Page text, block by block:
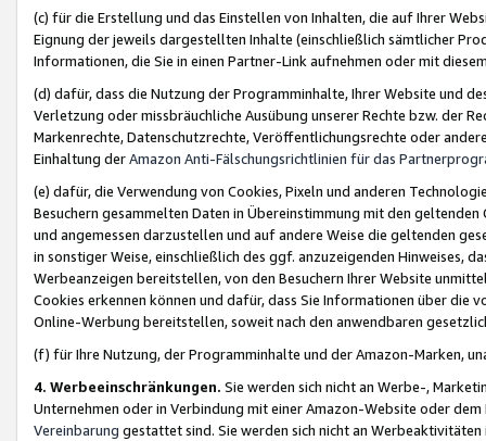
(c) für die Erstellung und das Einstellen von Inhalten, die auf Ihrer
Eignung der jeweils dargestellten Inhalte (einschließlich sämtlicher
Informationen, die Sie in einen Partner-Link aufnehmen oder mit
(d) dafür, dass die Nutzung der Programminhalte, Ihrer Website und
Verletzung oder missbräuchliche Ausübung unserer Rechte bzw. der
Markenrechte, Datenschutzrechte, Veröffentlichungsrechte oder
Einhaltung derAmazon Anti-Fälschungsrichtlinien für das
(e) dafür, die Verwendung von Cookies, Pixeln und anderen
Besuchern gesammelten Daten in Übereinstimmung mit den
und angemessen darzustellen und auf andere Weise die geltenden
in sonstiger Weise, einschließlich des ggf. anzuzeigenden Hinweises,
Werbeanzeigen bereitstellen, von den Besuchern Ihrer Website
Cookies erkennen können und dafür, dass Sie Informationen über die
Online-Werbung bereitstellen, soweit nach den anwendbaren
(f) für Ihre Nutzung, der Programminhalte und der Amazon-Marken,
4. Werbeeinschränkungen. Sie werden sich nicht an Werbe-,
Unternehmen oder in Verbindung mit einer Amazon-Website oder
Vereinbarung gestattet sind. Sie werden sich nicht an